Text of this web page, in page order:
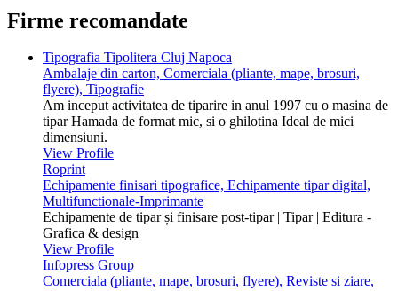
Firme recomandate
Tipografia Tipolitera Cluj Napoca
Ambalaje din carton, Comerciala (pliante, mape, brosuri,
flyere), Tipografie
Am inceput activitatea de tiparire in anul 1997 cu o masina de
tipar Hamada de format mic, si o ghilotina Ideal de mici
dimensiuni.
View Profile
Roprint
Echipamente finisari tipografice, Echipamente tipar digital,
Multifunctionale-Imprimante
Echipamente de tipar și finisare post-tipar | Tipar | Editura -
Grafica & design
View Profile
Infopress Group
Comerciala (pliante, mape, brosuri, flyere), Reviste si ziare,